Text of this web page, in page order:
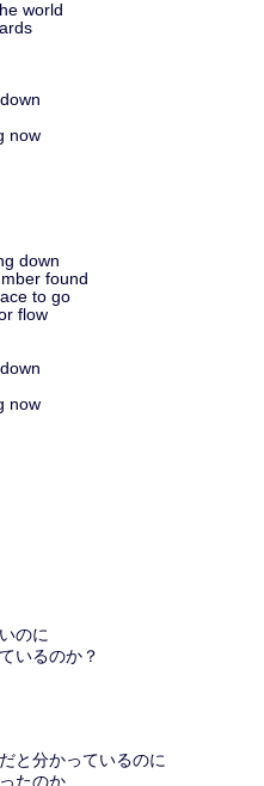
world
now
down
found
to go
flow
now
のに
いるのか？
と分かっているのに
たのか